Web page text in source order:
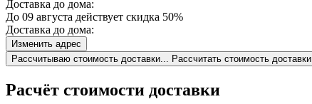
Доставка до дома:
До 09 августа действует скидка 50%
Доставка до дома:
Изменить адрес
Рассчитываю стоимость доставки...
Рассчитать стоимость доставки
Расчёт стоимости доставки